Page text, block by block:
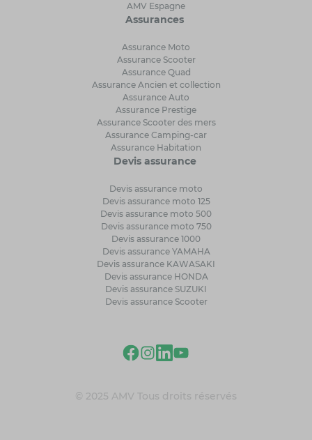
AMV Espagne
Assurances
Assurance Moto
Assurance Scooter
Assurance Quad
Assurance Ancien et collection
Assurance Auto
Assurance Prestige
Assurance Scooter des mers
Assurance Camping-car
Assurance Habitation
Devis assurance
Devis assurance moto
Devis assurance moto 125
Devis assurance moto 500
Devis assurance moto 750
Devis assurance 1000
Devis assurance YAMAHA
Devis assurance KAWASAKI
Devis assurance HONDA
Devis assurance SUZUKI
Devis assurance Scooter
© 2025 AMV Tous droits réservés